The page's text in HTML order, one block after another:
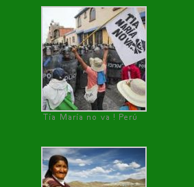
Tía María no va ! Perú